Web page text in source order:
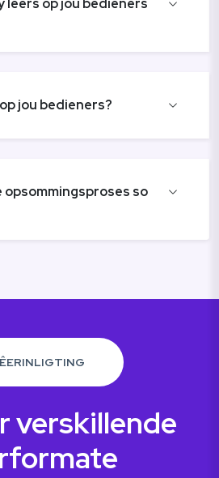
lêers op jou bedieners
jou bedieners?
opsommingsproses so
verskillende